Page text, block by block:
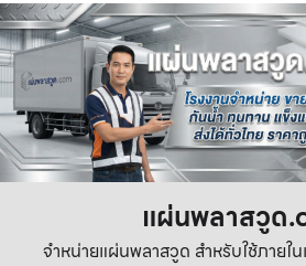
แผ่นพลาสวูด
จำหน่ายแผ่นพลาสวูด สำหรับใช้ภายใ